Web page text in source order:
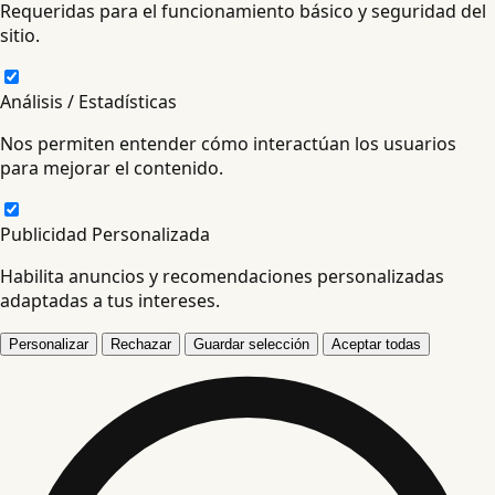
Requeridas para el funcionamiento básico y seguridad del
sitio.
Análisis / Estadísticas
Nos permiten entender cómo interactúan los usuarios
para mejorar el contenido.
Publicidad Personalizada
Habilita anuncios y recomendaciones personalizadas
adaptadas a tus intereses.
Personalizar Rechazar Guardar selección Aceptar todas